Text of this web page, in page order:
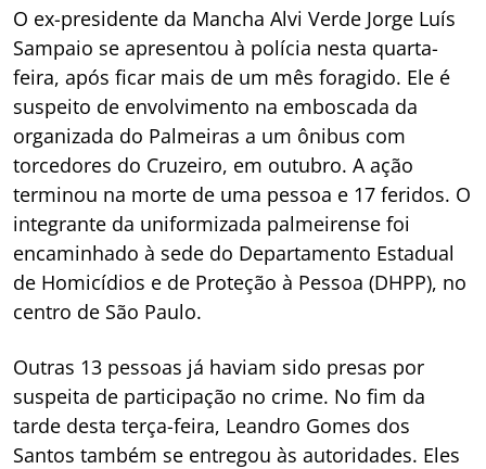
O ex-presidente da Mancha Alvi Verde Jorge Luís
Sampaio se apresentou à polícia nesta quarta-
feira, após ficar mais de um mês foragido. Ele é
suspeito de envolvimento na emboscada da
organizada do Palmeiras a um ônibus com
torcedores do Cruzeiro, em outubro. A ação
terminou na morte de uma pessoa e 17 feridos. O
integrante da uniformizada palmeirense foi
encaminhado à sede do Departamento Estadual
de Homicídios e de Proteção à Pessoa (DHPP), no
centro de São Paulo.
Outras 13 pessoas já haviam sido presas por
suspeita de participação no crime. No fim da
tarde desta terça-feira, Leandro Gomes dos
Santos também se entregou às autoridades. Eles